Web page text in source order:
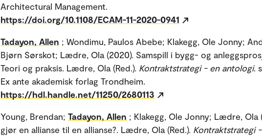
Architectural Management.
https://doi.org/10.1108/ECAM-11-2020-0941
Tadayon, Allen ; Wondimu, Paulos Abebe; Klakegg, Ole Jonny;
Bjørn Sørskot; Lædre, Ola (2020). Samspill i bygg- og
Teori og praksis. Lædre, Ola (Red.). Kontraktstrategi - en antologi.
Ex ante akademisk forlag Trondheim.
https://hdl.handle.net/11250/2680113
Young, Brendan; Tadayon, Allen ; Klakegg, Ole Jonny; Lædre, Ola
gjør en allianse til en allianse?. Lædre, Ola (Red.). Kontraktstrategi